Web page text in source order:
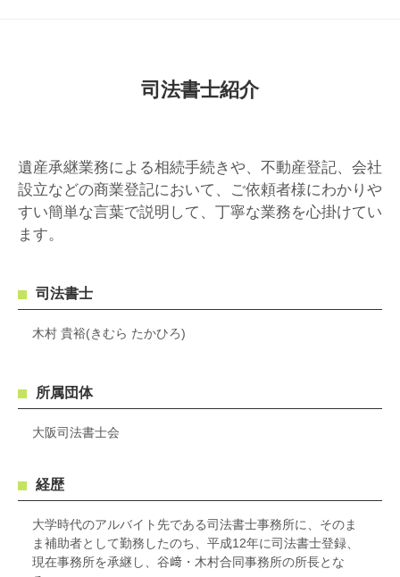
司法書士紹介
遺産承継業務による相続手続きや、不動産登記、会社
設立などの商業登記において、ご依頼者様にわかりや
すい簡単な言葉で説明して、丁寧な業務を心掛けてい
ます。
司法書士
木村 貴裕(きむら たかひろ)
所属団体
大阪司法書士会
経歴
大学時代のアルバイト先である司法書士事務所に、そのま
ま補助者として勤務したのち、平成12年に司法書士登録、
現在事務所を承継し、谷﨑・木村合同事務所の所長とな